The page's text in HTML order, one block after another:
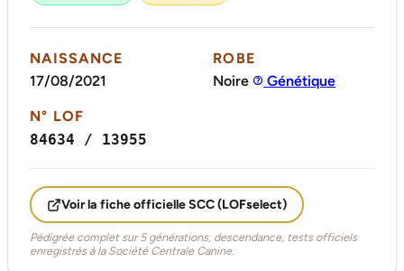
NAISSANCE
17/08/2021
ROBE
Noire
Génétique
N° LOF
84634 / 13955
Voir la fiche officielle SCC (LOFselect)
Pédigrée complet sur 5 générations, descendance, tests officiels
enregistrés à la Société Centrale Canine.